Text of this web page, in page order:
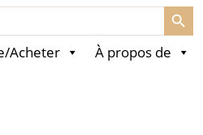
SEARCH BUTTON
Acheter À propos de